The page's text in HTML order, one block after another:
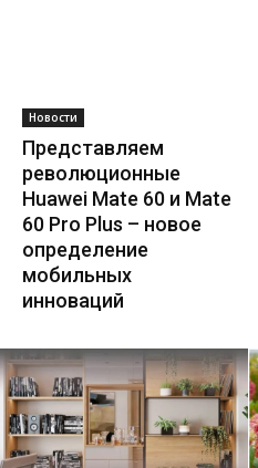
Новости
Представляем
революционные
Huawei Mate 60 и Mate
60 Pro Plus – новое
определение
мобильных
инноваций